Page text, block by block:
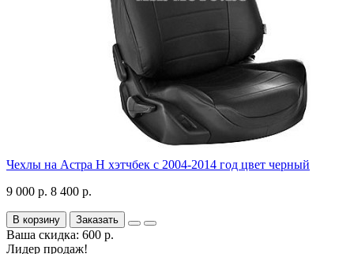
Чехлы на Астра H хэтчбек с 2004-2014 год цвет черный
9 000 р. 8 400 р.
В корзину Заказать
Ваша скидка: 600 р.
Лидер продаж!